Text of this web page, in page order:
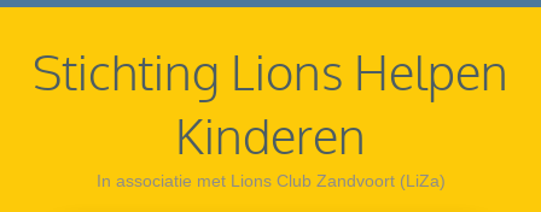
Stichting Lions Helpen
Kinderen
In associatie met Lions Club Zandvoort (LiZa)